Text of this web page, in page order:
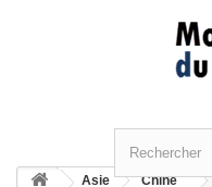
Asie Chine